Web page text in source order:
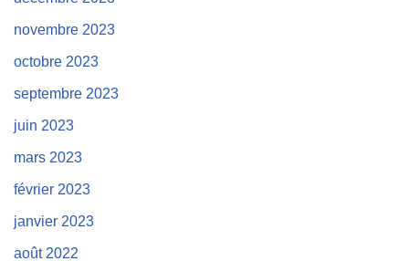
novembre 2023
octobre 2023
septembre 2023
juin 2023
mars 2023
février 2023
janvier 2023
août 2022